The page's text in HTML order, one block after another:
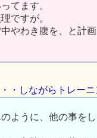
てます。
ですが。
やわき腹を、と計画
・しながらトレー
ように、他の事を